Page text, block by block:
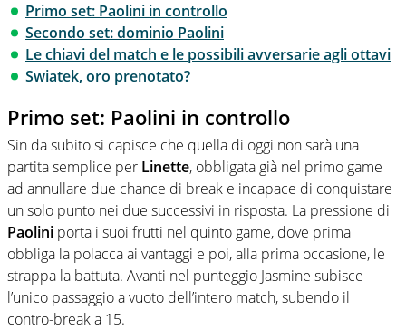
Primo set: Paolini in controllo
Secondo set: dominio Paolini
Le chiavi del match e le possibili avversarie agli ottavi
Swiatek, oro prenotato?
Primo set: Paolini in controllo
Sin da subito si capisce che quella di oggi non sarà una
partita semplice per Linette, obbligata già nel primo game
ad annullare due chance di break e incapace di conquistare
un solo punto nei due successivi in risposta. La pressione di
Paolini porta i suoi frutti nel quinto game, dove prima
obbliga la polacca ai vantaggi e poi, alla prima occasione, le
strappa la battuta. Avanti nel punteggio Jasmine subisce
l’unico passaggio a vuoto dell’intero match, subendo il
contro-break a 15.